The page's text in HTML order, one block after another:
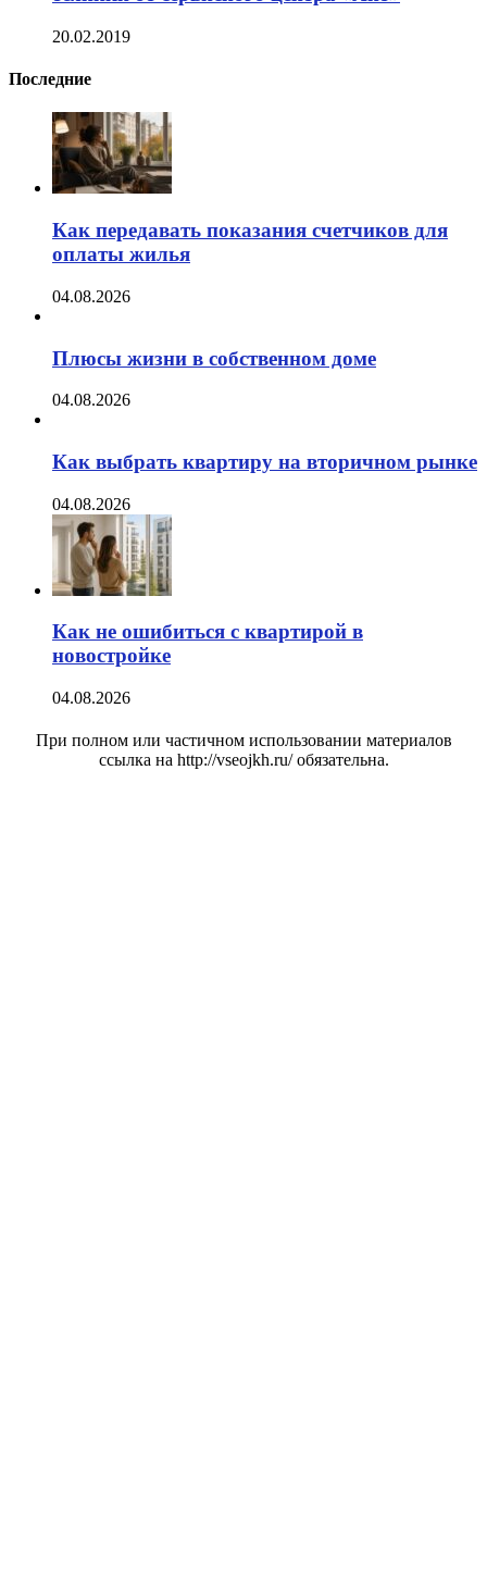
20.02.2019
Последние
Как передавать показания счетчиков для
оплаты жилья
04.08.2026
Плюсы жизни в собственном доме
04.08.2026
Как выбрать квартиру на вторичном рынке
04.08.2026
Как не ошибиться с квартирой в
новостройке
04.08.2026
При полном или частичном использовании материалов
ссылка на http://vseojkh.ru/ обязательна.